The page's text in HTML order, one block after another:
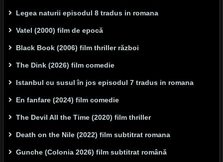
Legea naturii episodul 8 tradus in romana
Vatel (2000) film de epocă
Black Book (2006) film thriller război
The Dink (2026) film comedie
Istanbul cu susul în jos episodul 7 tradus in romana
En fanfare (2024) film comedie
The Devil All the Time (2020) film thriller
Death on the Nile (2022) film subtitrat romana
Gunche (Colonia 2026) film subtitrat română